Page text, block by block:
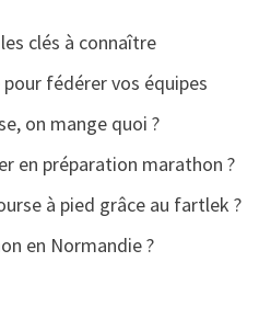
clés à connaître
fédérer vos équipes
on mange quoi ?
en préparation marathon ?
à pied grâce au fartlek ?
en Normandie ?